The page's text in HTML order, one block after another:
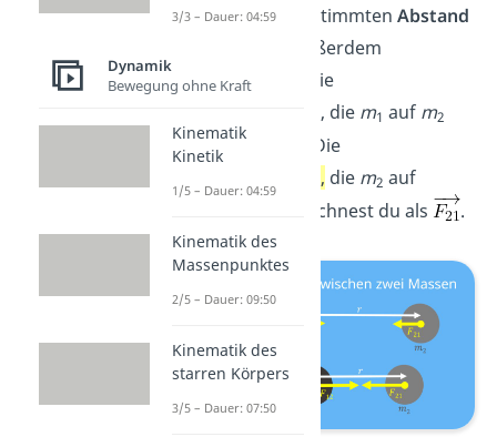
sich in einem bestimmten Abstand
zueinander. Außerdem
bezeichnest du die
, die m1 auf m2
ausübt, mit
. Die
Gravitationskraft, die m2 auf
ausübt, bezeichnest du als .
3/3 – Dauer: 04:59
Dynamik
Bewegung ohne Kraft
Kinematik
Kinetik
1/5 – Dauer: 04:59
Kinematik des
Massenpunktes
2/5 – Dauer: 09:50
Kinematik des
starren Körpers
3/5 – Dauer: 07:50